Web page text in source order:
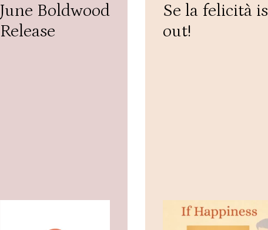
June Boldwood
Release
Se la felicità is
out!